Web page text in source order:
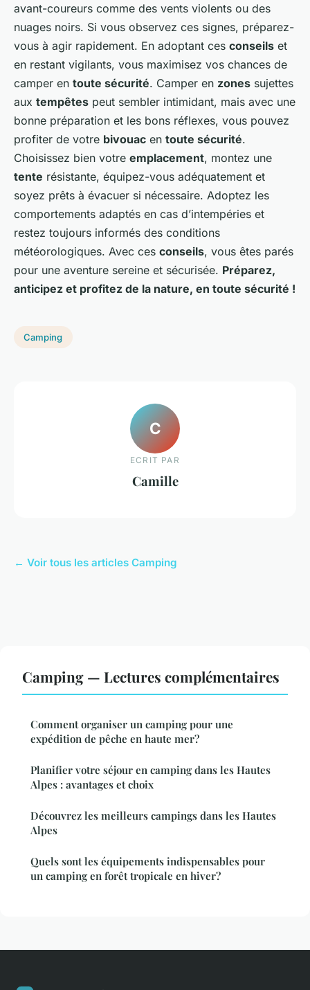
avant-coureurs comme des vents violents ou des
nuages noirs. Si vous observez ces signes, préparez-
vous à agir rapidement. En adoptant ces conseils et
en restant vigilants, vous maximisez vos chances de
camper en toute sécurité. Camper en zones sujettes
aux tempêtes peut sembler intimidant, mais avec une
bonne préparation et les bons réflexes, vous pouvez
profiter de votre bivouac en toute sécurité.
Choisissez bien votre emplacement, montez une
tente résistante, équipez-vous adéquatement et
soyez prêts à évacuer si nécessaire. Adoptez les
comportements adaptés en cas d’intempéries et
restez toujours informés des conditions
météorologiques. Avec ces conseils, vous êtes parés
pour une aventure sereine et sécurisée. Préparez,
anticipez et profitez de la nature, en toute sécurité !
Camping
C
ECRIT PAR
Camille
← Voir tous les articles Camping
Camping — Lectures complémentaires
Comment organiser un camping pour une
expédition de pêche en haute mer?
Planifier votre séjour en camping dans les Hautes
Alpes : avantages et choix
Découvrez les meilleurs campings dans les Hautes
Alpes
Quels sont les équipements indispensables pour
un camping en forêt tropicale en hiver?